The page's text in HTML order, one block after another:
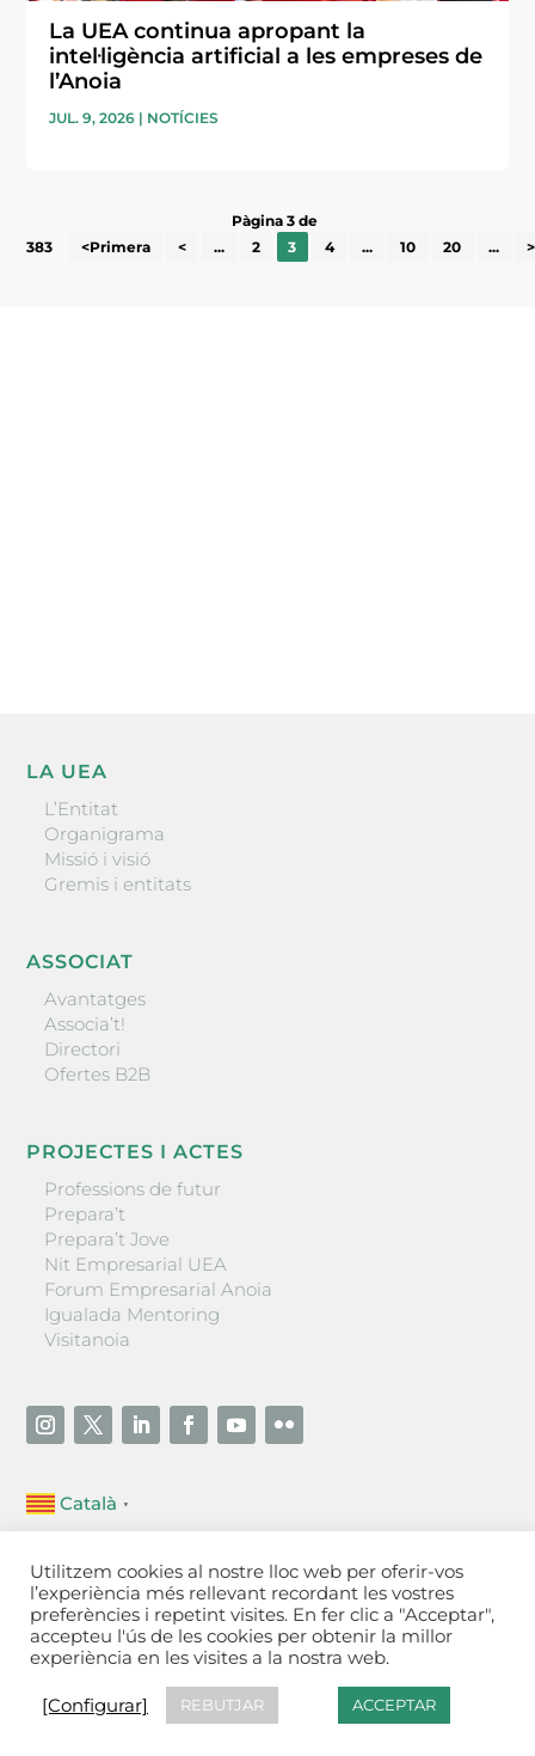
La UEA continua apropant la
intel·ligència artificial a les empreses de
l’Anoia
JUL. 9, 2026 | NOTÍCIES
Pàgina 3 de
383
<Primera < ... 2 3 4 ... 10 20 ... >
LA UEA
L’Entitat
Organigrama
Missió i visió
Gremis i entitats
ASSOCIAT
Avantatges
Associa’t!
Directori
Ofertes B2B
PROJECTES I ACTES
Professions de futur
Prepara’t
Prepara’t Jove
Nit Empresarial UEA
Forum Empresarial Anoia
Igualada Mentoring
Visitanoia
Català ▼
Unió Empresarial de l’Anoia (UEA)
Ctra. de Manresa, 131, 08700 – Igualada(Barcelona)
Tel 93 805 22 92
Contactar
de cookies [Configurar]
Fet a Igualada per Aladetres
Utilitzem cookies al nostre lloc web per oferir-vos
l’experiència més rellevant recordant les vostres
preferències i repetint visites. En fer clic a "Acceptar",
accepteu l'ús de les cookies per obtenir la millor
experiència en les visites a la nostra web.
[Configurar] REBUTJAR ACCEPTAR